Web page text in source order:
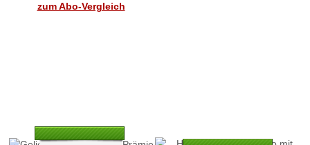
zum Abo-Vergleich